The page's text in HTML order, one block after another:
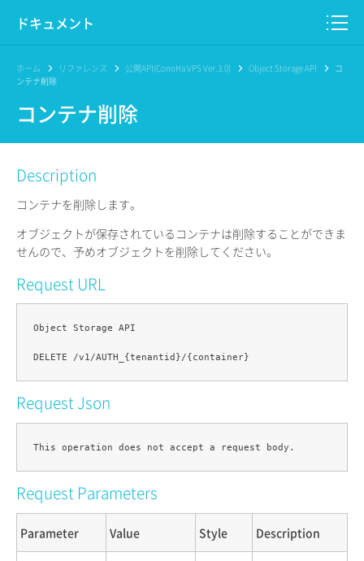
ドキュメント
このサイトについて
プロダクト
リファレンス
リリースノート
ホーム リファレンス 公開API(ConoHa VPS Ver.3.0) Object Storage API
コ
ンテナ削除
コンテナ削除
Description
コンテナを削除します。
オブジェクトが保存されているコンテナは削除することができま
せんので、予めオブジェクトを削除してください。
Request URL
Object Storage API
Request Json
Request Parameters
Parameter Value Style Description